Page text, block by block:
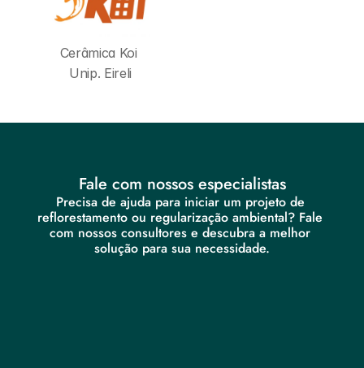
Cerâmica Koi
Unip. Eireli
Fale com nossos especialistas
Precisa de ajuda para iniciar um projeto de
reflorestamento ou regularização ambiental? Fale
com nossos consultores e descubra a melhor
solução para sua necessidade.